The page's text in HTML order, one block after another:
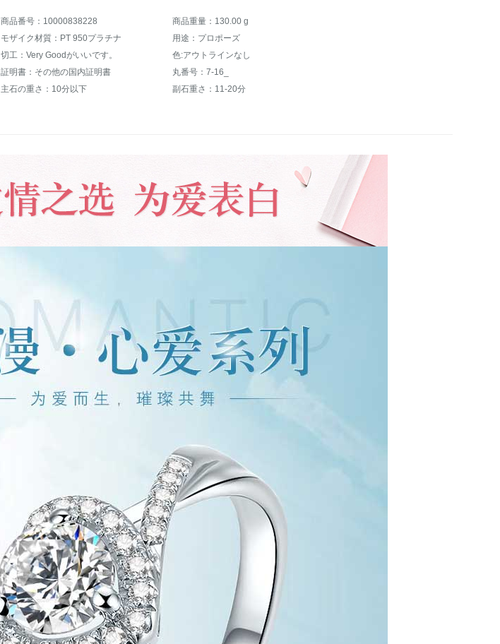
商品番号：10000838228
商品重量：130.00 g
モザイク材質：PT 950プラチナ
用途：プロポーズ
切工：Very Goodがいいです。
色:アウトラインなし
証明書：その他の国内証明書
丸番号：7-16_
主石の重さ：10分以下
副石重さ：11-20分